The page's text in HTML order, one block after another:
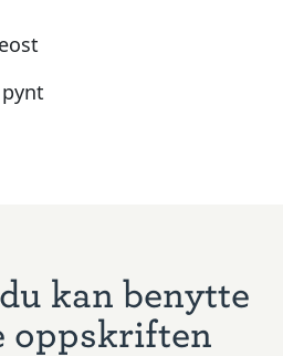
kan benytte
oppskriften